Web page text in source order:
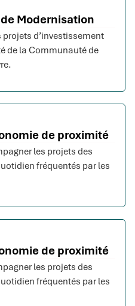
Modernisation
d’investissement
de la Communauté de
de proximité
les projets des
fréquentés par les
de proximité
les projets des
fréquentés par les